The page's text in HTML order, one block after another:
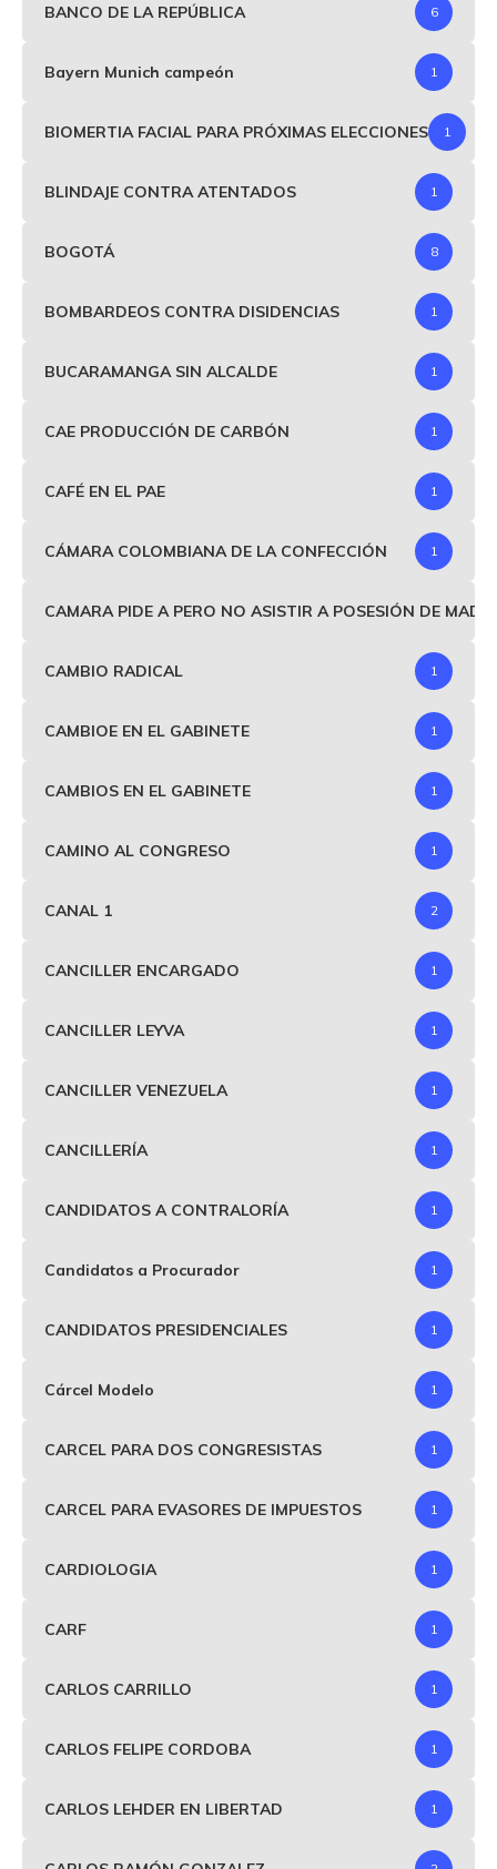
BANCO DE LA REPÚBLICA 6
Bayern Munich campeón 1
BIOMERTIA FACIAL PARA PRÓXIMAS ELECCIONES 1
BLINDAJE CONTRA ATENTADOS 1
BOGOTÁ 8
BOMBARDEOS CONTRA DISIDENCIAS 1
BUCARAMANGA SIN ALCALDE 1
CAE PRODUCCIÓN DE CARBÓN 1
CAFÉ EN EL PAE 1
CÁMARA COLOMBIANA DE LA CONFECCIÓN 1
CAMARA PIDE A PERO NO ASISTIR A POSESIÓN DE
CAMBIO RADICAL 1
CAMBIOE EN EL GABINETE 1
CAMBIOS EN EL GABINETE 1
CAMINO AL CONGRESO 1
CANAL 1 2
CANCILLER ENCARGADO 1
CANCILLER LEYVA 1
CANCILLER VENEZUELA 1
CANCILLERÍA 1
CANDIDATOS A CONTRALORÍA 1
Candidatos a Procurador 1
CANDIDATOS PRESIDENCIALES 1
Cárcel Modelo 1
CARCEL PARA DOS CONGRESISTAS 1
CARCEL PARA EVASORES DE IMPUESTOS 1
CARDIOLOGIA 1
CARF 1
CARLOS CARRILLO 1
CARLOS FELIPE CORDOBA 1
CARLOS LEHDER EN LIBERTAD 1